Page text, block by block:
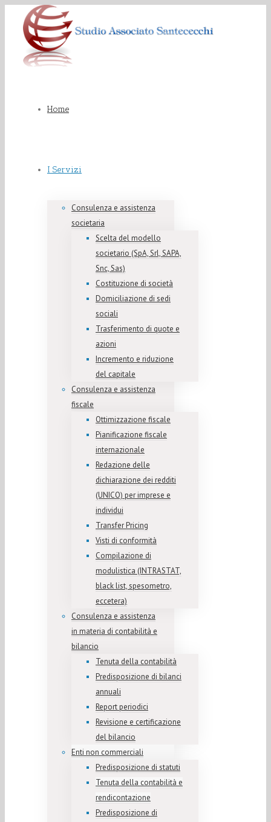
Home
I Servizi
Consulenza e assistenza
societaria
Scelta del modello
societario (SpA, Srl, SAPA,
Snc, Sas)
Costituzione di società
Domiciliazione di sedi
sociali
Trasferimento di quote e
azioni
Incremento e riduzione
del capitale
Consulenza e assistenza
fiscale
Ottimizzazione fiscale
Pianificazione fiscale
internazionale
Redazione delle
dichiarazione dei redditi
(UNICO) per imprese e
individui
Transfer Pricing
Visti di conformità
Compilazione di
modulistica (INTRASTAT,
black list, spesometro,
eccetera)
Consulenza e assistenza
in materia di contabilità e
bilancio
Tenuta della contabilità
Predisposizione di bilanci
annuali
Report periodici
Revisione e certificazione
del bilancio
Enti non commerciali
Predisposizione di statuti
Tenuta della contabilità e
rendicontazione
Predisposizione di